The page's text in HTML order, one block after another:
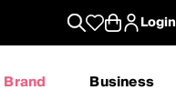
Login
Brand Business